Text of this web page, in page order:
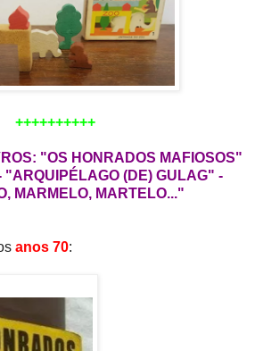
++++++++++
"OS HONRADOS MAFIOSOS"
"ARQUIPÉLAGO (DE) GULAG" -
MARMELO, MARTELO..."
anos 70: